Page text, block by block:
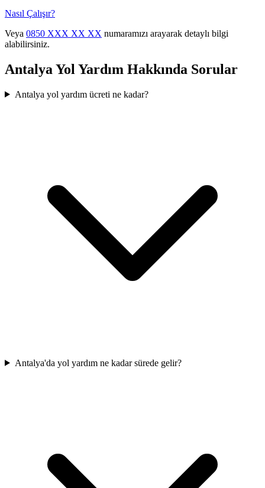
Nasıl Çalışır?
Veya 0850 XXX XX XX numaramızı arayarak detaylı bilgi
alabilirsiniz.
Antalya Yol Yardım Hakkında Sorular
Antalya yol yardım ücreti ne kadar?
Antalya'da yol yardım ne kadar sürede gelir?